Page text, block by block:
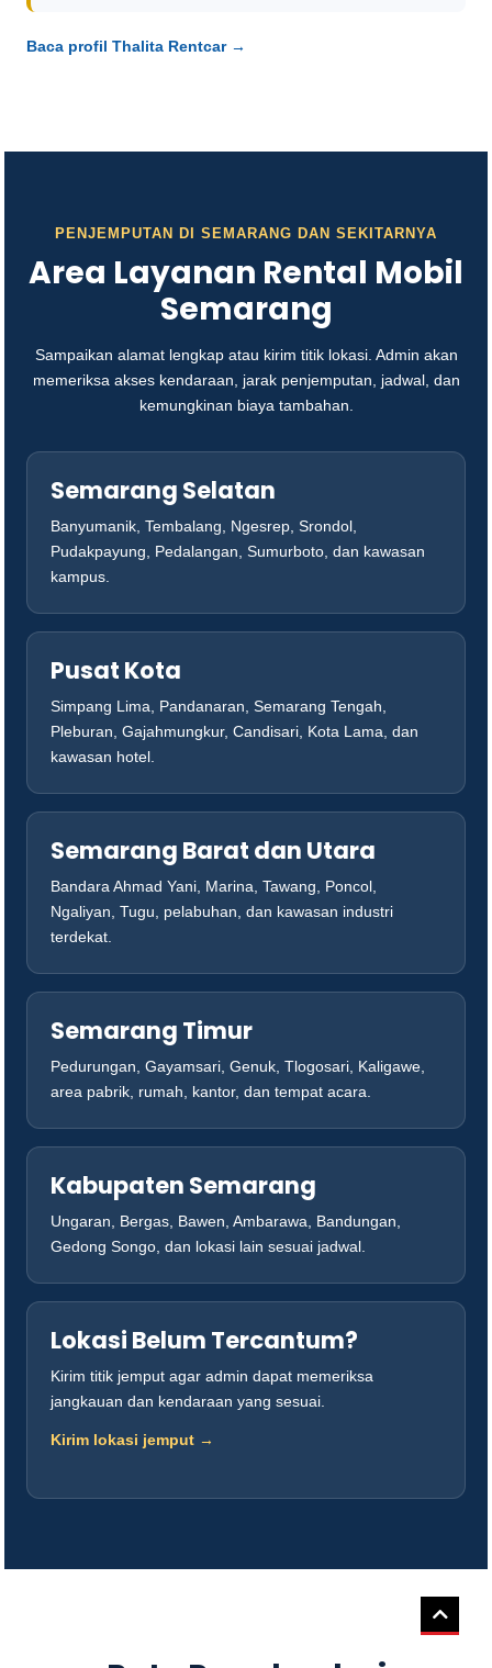
Baca profil Thalita Rentcar →
PENJEMPUTAN DI SEMARANG DAN SEKITARNYA
Area Layanan Rental Mobil
Semarang
Sampaikan alamat lengkap atau kirim titik lokasi. Admin akan
memeriksa akses kendaraan, jarak penjemputan, jadwal, dan
kemungkinan biaya tambahan.
Semarang Selatan
Banyumanik, Tembalang, Ngesrep, Srondol,
Pudakpayung, Pedalangan, Sumurboto, dan kawasan
kampus.
Pusat Kota
Simpang Lima, Pandanaran, Semarang Tengah,
Pleburan, Gajahmungkur, Candisari, Kota Lama, dan
kawasan hotel.
Semarang Barat dan Utara
Bandara Ahmad Yani, Marina, Tawang, Poncol,
Ngaliyan, Tugu, pelabuhan, dan kawasan industri
terdekat.
Semarang Timur
Pedurungan, Gayamsari, Genuk, Tlogosari, Kaligawe,
area pabrik, rumah, kantor, dan tempat acara.
Kabupaten Semarang
Ungaran, Bergas, Bawen, Ambarawa, Bandungan,
Gedong Songo, dan lokasi lain sesuai jadwal.
Lokasi Belum Tercantum?
Kirim titik jemput agar admin dapat memeriksa
jangkauan dan kendaraan yang sesuai.
Kirim lokasi jemput →